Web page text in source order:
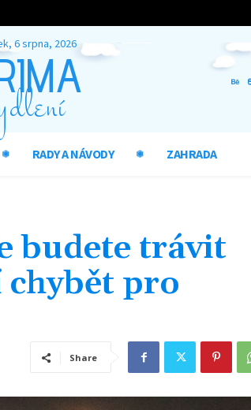
6 srpna, 2026
RADY A NÁVODY ZAHRADA
budete trávit
chybět pro
Share